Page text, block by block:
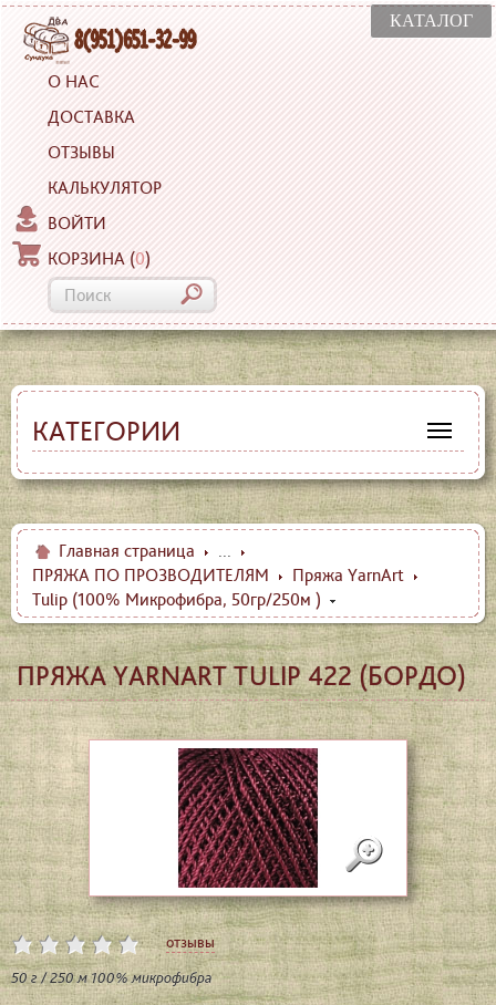
КАТАЛОГ
О НАС
ДОСТАВКА
ОТЗЫВЫ
КАЛЬКУЛЯТОР
ВОЙТИ
КОРЗИНА (0)
КАТЕГОРИИ
Главная страница
...
ПРЯЖА ПО ПРОЗВОДИТЕЛЯМ
Пряжа YarnArt
Tulip (100% Микрофибра, 50гр/250м )
ПРЯЖА YARNART TULIP 422 (БОРДО)
отзывы
50 г / 250 м 100% микрофибра